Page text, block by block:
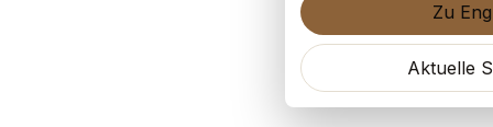
Zu
Aktuelle